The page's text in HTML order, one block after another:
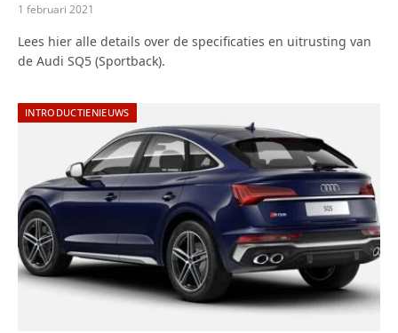
1 februari 2021
Lees hier alle details over de specificaties en uitrusting van
de Audi SQ5 (Sportback).
INTRODUCTIENIEUWS